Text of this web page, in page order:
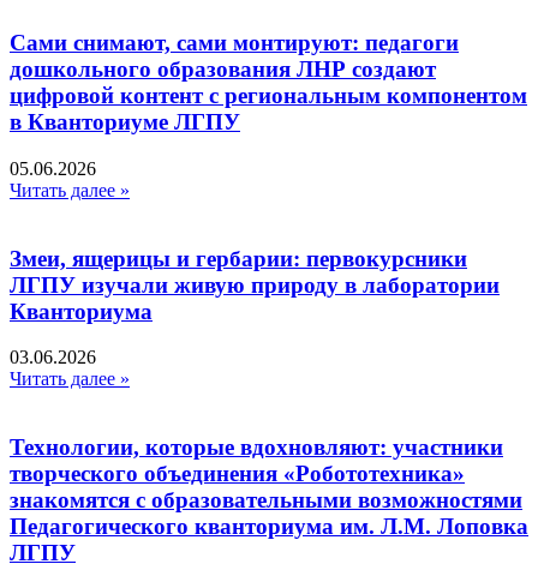
Сами снимают, сами монтируют: педагоги
дошкольного образования ЛНР создают
цифровой контент с региональным компонентом
в Кванториуме ЛГПУ​
05.06.2026
Читать далее »
Змеи, ящерицы и гербарии: первокурсники
ЛГПУ изучали живую природу в лаборатории
Кванториума
03.06.2026
Читать далее »
Технологии, которые вдохновляют: участники
творческого объединения «Робототехника»
знакомятся с образовательными возможностями
Педагогического кванториума им. Л.М. Лоповка
ЛГПУ